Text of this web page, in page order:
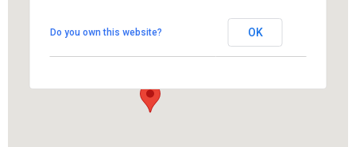
Plaça Cal Figueres - Els Hostalets de Pierola
View Events
Do you own this website? OK